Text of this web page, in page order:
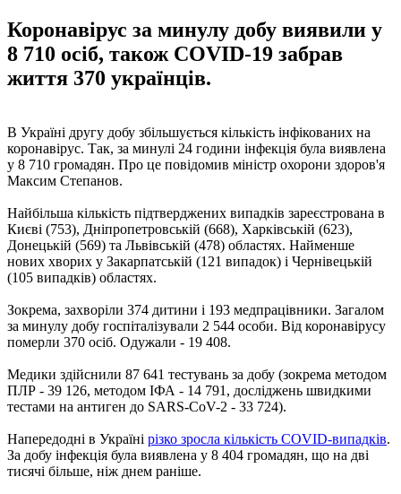
Коронавірус за минулу добу виявили у
8 710 осіб, також COVID-19 забрав
життя 370 українців.
В Україні другу добу збільшується кількість інфікованих на
коронавірус. Так, за минулі 24 години інфекція була виявлена ​​
у 8 710 громадян. Про це повідомив міністр охорони здоров'я
Максим Степанов.
Найбільша кількість підтверджених випадків зареєстрована в
Києві (753), Дніпропетровській (668), Харківській (623),
Донецькій (569) та Львівській (478) областях. Найменше
нових хворих у Закарпатській (121 випадок) і Чернівецькій
(105 випадків) областях.
Зокрема, захворіли 374 дитини і 193 медпрацівники. Загалом
за минулу добу госпіталізували 2 544 особи. Від коронавірусу
померли 370 осіб. Одужали - 19 408.
Медики здійснили 87 641 тестувань за добу (зокрема методом
ПЛР - 39 126, методом ІФА - 14 791, досліджень швидкими
тестами на антиген до SARS-CoV-2 - 33 724).
Напередодні в Україні різко зросла кількість COVID-випадків.
За добу інфекція була виявлена ​​у 8 404 громадян, що на дві
тисячі більше, ніж днем раніше.